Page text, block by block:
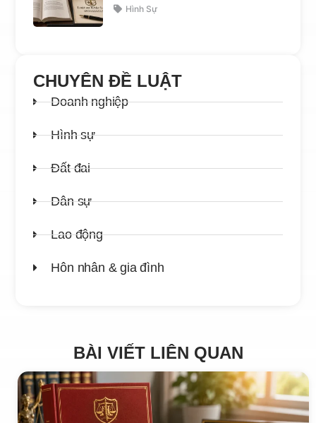
Hình Sự
CHUYÊN ĐỀ LUẬT
Doanh nghiệp
Hình sự
Đất đai
Dân sự
Lao động
Hôn nhân & gia đình
BÀI VIẾT LIÊN QUAN